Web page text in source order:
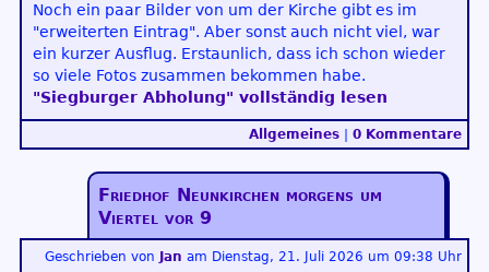
Noch ein paar Bilder von um der Kirche gibt es im
"erweiterten Eintrag". Aber sonst auch nicht viel, war
ein kurzer Ausflug. Erstaunlich, dass ich schon wieder
so viele Fotos zusammen bekommen habe.
"Siegburger Abholung" vollständig lesen
Allgemeines 0 Kommentare
Friedhof Neunkirchen morgens um
Viertel vor 9
Geschrieben von Jan am Dienstag, 21. Juli 2026 um 09:38 Uhr